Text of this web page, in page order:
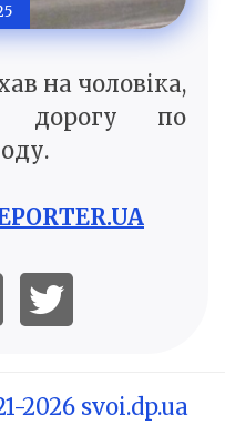
на чоловіка,
дорогу по
2026 svoi.dp.ua